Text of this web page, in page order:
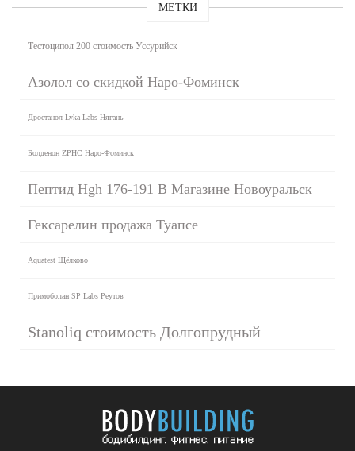
МЕТКИ
Тестоципол 200 стоимость Уссурийск
Азолол со скидкой Наро-Фоминск
Дростанол Lyka Labs Нягань
Болденон ZPHC Наро-Фоминск
Пептид Hgh 176-191 В Магазине Новоуральск
Гексарелин продажа Туапсе
Aquatest Щёлково
Примоболан SP Labs Реутов
Stanoliq стоимость Долгопрудный